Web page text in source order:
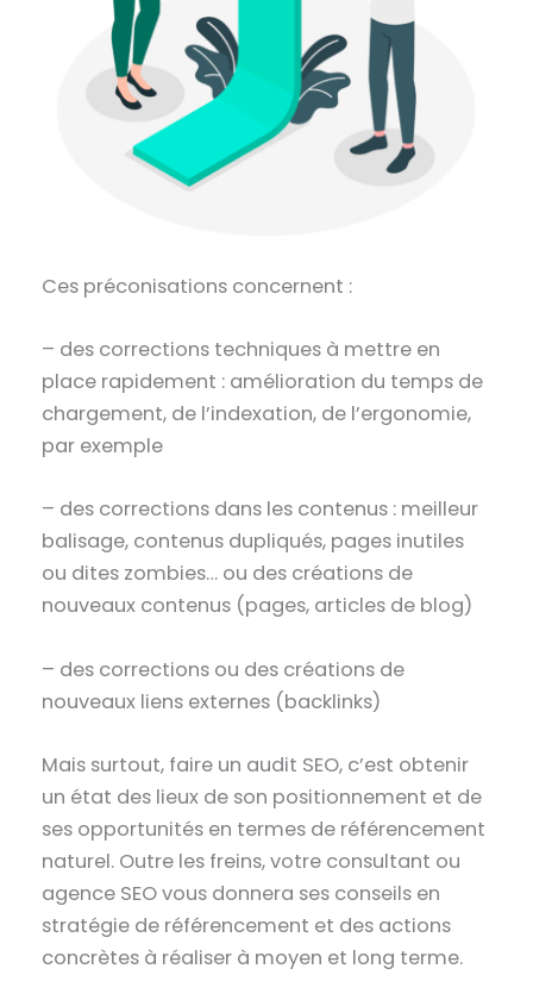
Ces préconisations concernent :
– des corrections techniques à mettre en
place rapidement : amélioration du temps de
chargement, de l’indexation, de l’ergonomie,
par exemple
– des corrections dans les contenus : meilleur
balisage, contenus dupliqués, pages inutiles
ou dites zombies… ou des créations de
nouveaux contenus (pages, articles de blog)
– des corrections ou des créations de
nouveaux liens externes (backlinks)
Mais surtout, faire un audit SEO, c’est obtenir
un état des lieux de son positionnement et de
ses opportunités en termes de référencement
naturel. Outre les freins, votre consultant ou
agence SEO vous donnera ses conseils en
stratégie de référencement et des actions
concrètes à réaliser à moyen et long terme.